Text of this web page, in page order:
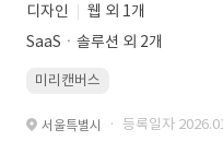
디자인
웹 외 1개
SaaSㆍ솔루션 외 2개
미리캔버스
서울특별시 · 등록일자